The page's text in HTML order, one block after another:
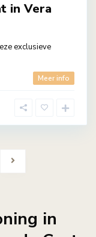
in Vera
exclusieve
Meer info
in